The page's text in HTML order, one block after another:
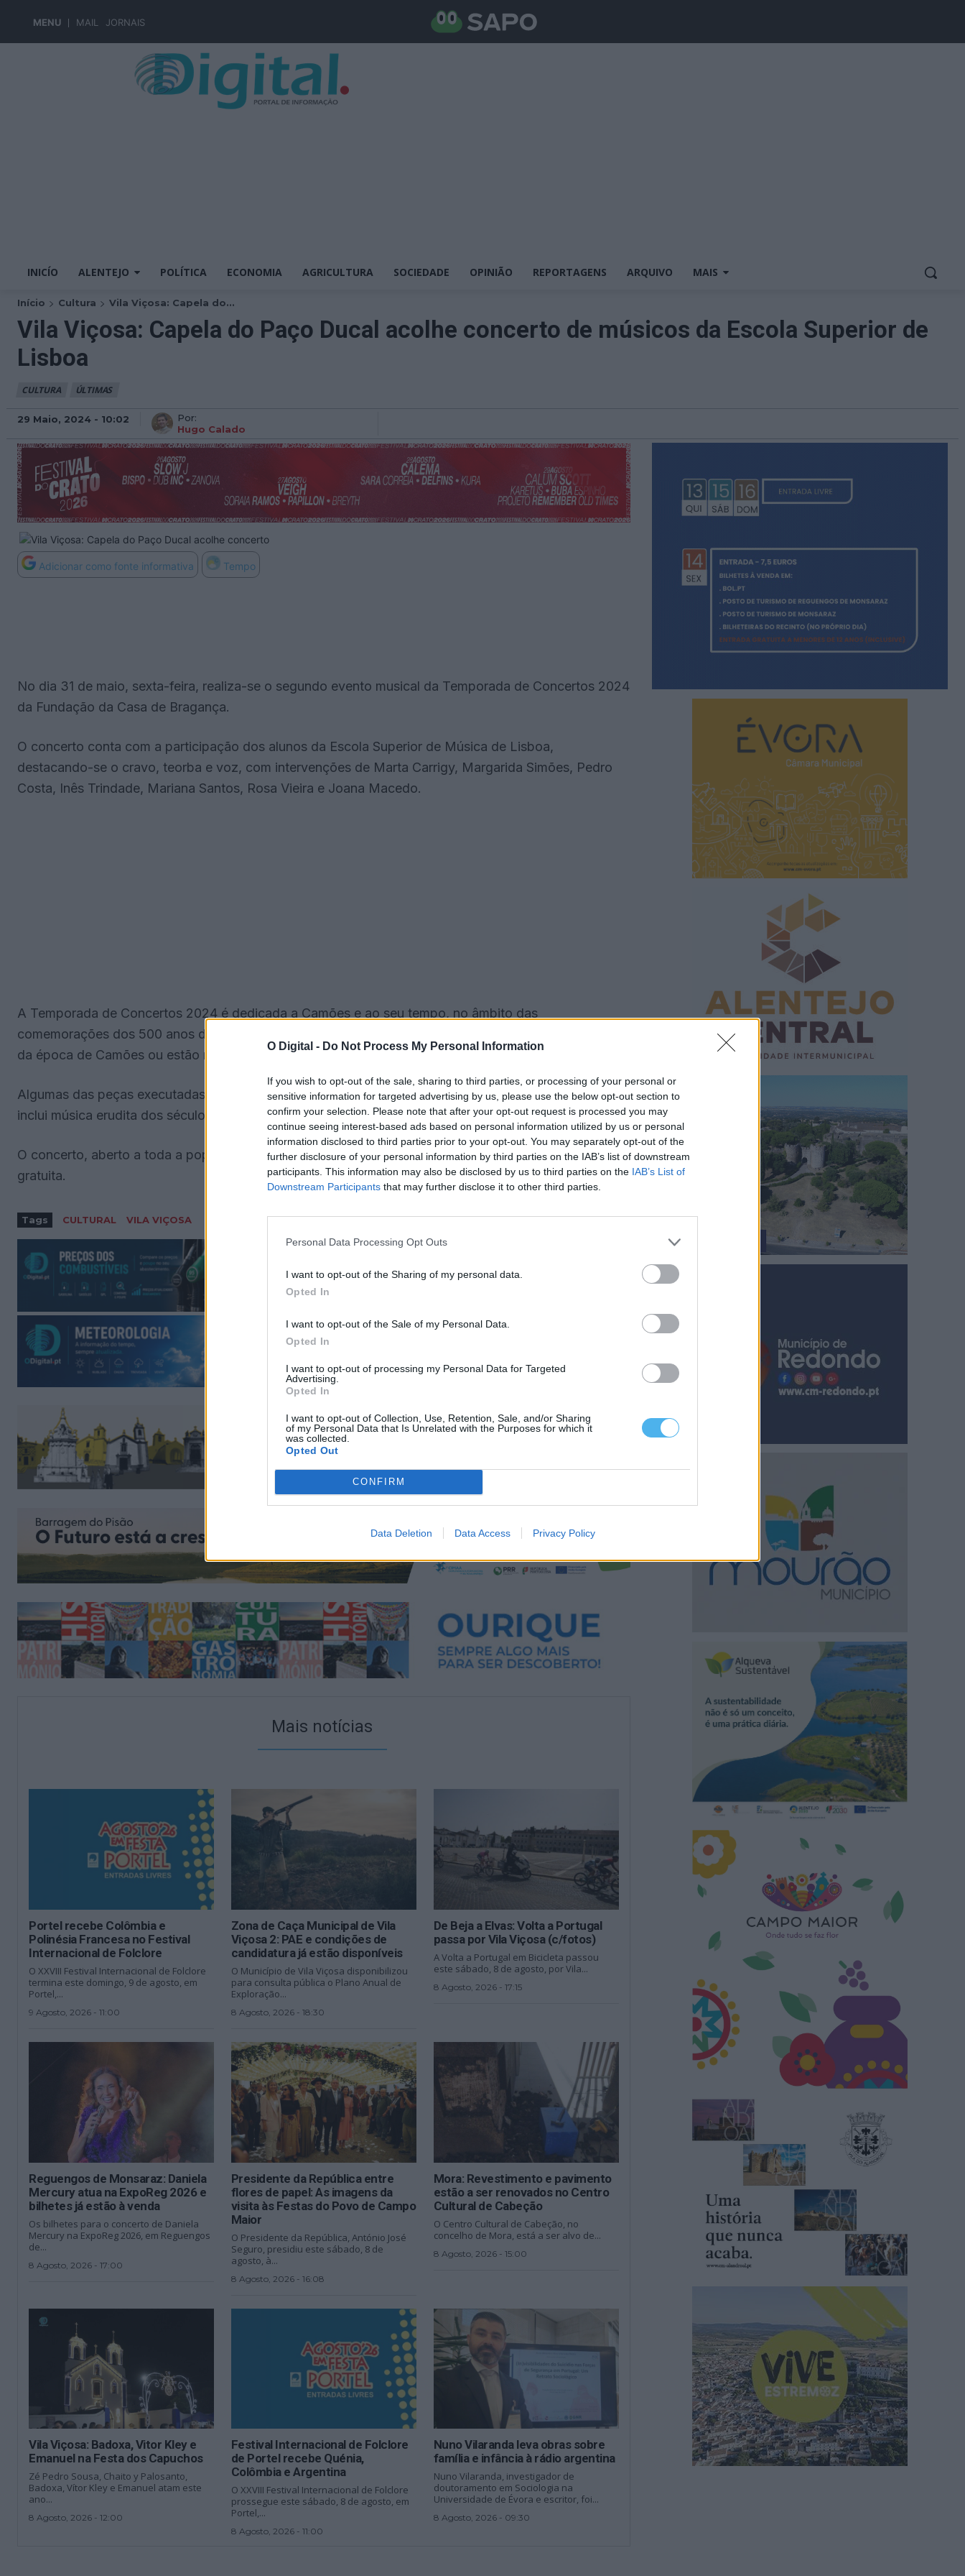
O Digital - Do Not Process My Personal Information
If you wish to opt-out of the sale, sharing to third parties, or processing of your personal or
sensitive information for targeted advertising by us, please use the below opt-out section to
confirm your selection. Please note that after your opt-out request is processed you may
continue seeing interest-based ads based on personal information utilized by us or personal
information disclosed to third parties prior to your opt-out. You may separately opt-out of the
further disclosure of your personal information by third parties on the IAB’s list of downstream
participants. This information may also be disclosed by us to third parties on the IAB’s List of
Downstream Participants that may further disclose it to other third parties.
Personal Data Processing Opt Outs
I want to opt-out of the Sharing of my personal data.
Opted In
I want to opt-out of the Sale of my Personal Data.
Opted In
I want to opt-out of processing my Personal Data for Targeted
Advertising.
Opted In
I want to opt-out of Collection, Use, Retention, Sale, and/or Sharing
of my Personal Data that Is Unrelated with the Purposes for which it
was collected.
Opted Out
CONFIRM
Data Deletion Data Access Privacy Policy
MENU MAIL JORNAIS
INICÍO ALENTEJO POLÍTICA ECONOMIA AGRICULTURA SOCIEDADE OPINIÃO REPORTAGENS ARQUIVO MAIS
Início Cultura Vila Viçosa: Capela do...
Vila Viçosa: Capela do Paço Ducal acolhe concerto de músicos da Escola Superior de
Lisboa
CULTURA ÚLTIMAS
29 Maio, 2024 - 10:02
Por:
Hugo Calado
Adicionar como fonte informativa Tempo
No dia 31 de maio, sexta-feira, realiza-se o segundo evento musical da Temporada de Concertos 2024
da Fundação da Casa de Bragança.
O concerto conta com a participação dos alunos da Escola Superior de Música de Lisboa,
destacando-se o cravo, teorba e voz, com intervenções de Marta Carrigy, Margarida Simões, Pedro
Costa, Inês Trindade, Mariana Santos, Rosa Vieira e Joana Macedo.
A Temporada de Concertos 2024 é dedicada a Camões e ao seu tempo, no âmbito das
comemorações dos 500 anos do nascimento do poeta. As interpretações musicais apresentadas são
da época de Camões ou estão relacionadas com o autor de “Os Lusíadas”.
Algumas das peças executadas pertencem ao arquivo musical da Fundação da Casa de Bragança, que
inclui música erudita dos séculos XVII a XIX.
O concerto, aberto a toda a população, decorre na Capela do Paço Ducal, pelas 21h00, com entrada
gratuita.
Tags CULTURAL VILA VIÇOSA
Mais notícias
Portel recebe Colômbia e
Polinésia Francesa no Festival
Internacional de Folclore
O XXVIII Festival Internacional de Folclore
termina este domingo, 9 de agosto, em
Portel,...
9 Agosto, 2026 - 11:00
Zona de Caça Municipal de Vila
Viçosa 2: PAE e condições de
candidatura já estão disponíveis
O Município de Vila Viçosa disponibilizou
para consulta pública o Plano Anual de
Exploração...
8 Agosto, 2026 - 18:30
De Beja a Elvas: Volta a Portugal
passa por Vila Viçosa (c/fotos)
A Volta a Portugal em Bicicleta passou
este sábado, 8 de agosto, por Vila...
8 Agosto, 2026 - 17:15
Reguengos de Monsaraz: Daniela
Mercury atua na ExpoReg 2026 e
bilhetes já estão à venda
Os bilhetes para o concerto de Daniela
Mercury na ExpoReg 2026, em Reguengos
de...
8 Agosto, 2026 - 17:00
Presidente da República entre
flores de papel: As imagens da
visita às Festas do Povo de Campo
Maior
O Presidente da República, António José
Seguro, presidiu este sábado, 8 de
agosto, à...
8 Agosto, 2026 - 16:08
Mora: Revestimento e pavimento
estão a ser renovados no Centro
Cultural de Cabeção
O Centro Cultural de Cabeção, no
concelho de Mora, está a ser alvo de...
8 Agosto, 2026 - 15:00
Vila Viçosa: Badoxa, Vitor Kley e
Emanuel na Festa dos Capuchos
Zé Pedro Sousa, Chaito y Palosanto,
Badoxa, Vítor Kley e Emanuel atam este
ano...
8 Agosto, 2026 - 12:00
Festival Internacional de Folclore
de Portel recebe Quénia,
Colômbia e Argentina
O XXVIII Festival Internacional de Folclore
prossegue este sábado, 8 de agosto, em
Portel,...
8 Agosto, 2026 - 11:00
Nuno Vilaranda leva obras sobre
família e infância à rádio argentina
Nuno Vilaranda, investigador de
doutoramento em Sociologia na
Universidade de Évora e escritor, foi...
8 Agosto, 2026 - 09:30